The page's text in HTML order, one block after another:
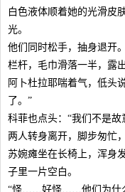
白色液体顺着她的光滑皮
光。
他们同时松手，抽身退开
栏杆，毛巾滑落一半，露
阿卜杜拉耶喘着气，低
了。”
科菲也点头：“我们不是
两人转身离开，脚步匆忙
苏婉瘫坐在长椅上，浑身
子里一片空白。
“怪……好怪……他们为